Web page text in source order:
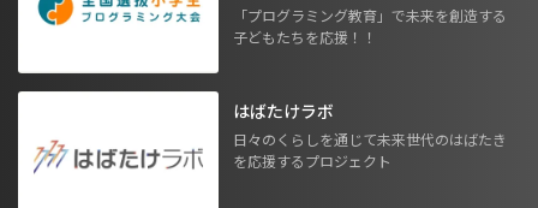
「プログラミング教育」で未来を創造する
子どもたちを応援！！
はばたけラボ
日々のくらしを通じて未来世代のはばたき
を応援するプロジェクト